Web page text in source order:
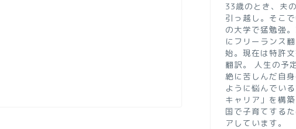
33歳のとき、夫
引っ越し。そこ
の大学で猛勉強
にフリーランス
始。現在は特許
翻訳。 人生の予
絶に苦しんだ自
ように悩んでい
キャリア」を構
国で子育てする
アしています。